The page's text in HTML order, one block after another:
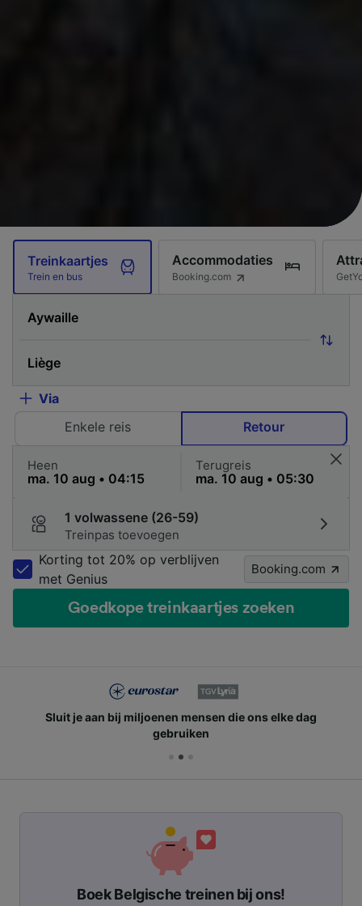
Treinkaartjes
Trein en bus
Accommodaties
Booking.com
Via
Enkele reis
Retour
Heen Terugreis
1 volwassene (26-59)
Treinpas toevoegen
Korting tot 20% op verblijven
met Genius
Booking.com
Goedkope treinkaartjes zoeken
Sluit je aan bij miljoenen mensen die ons elke dag
gebruiken
Boek Belgische treinen bij ons!